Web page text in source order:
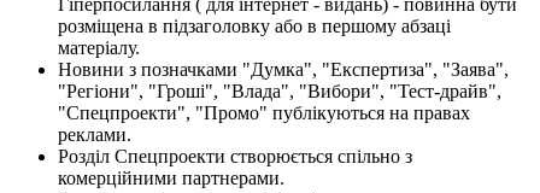
розміщена в підзаголовку або в першому абзаці
матеріалу.
Новини з позначками "Думка", "Експертиза", "Заява",
"Регіони", "Гроші", "Влада", "Вибори", "Тест-драйв",
"Спецпроекти", "Промо" публікуються на правах
реклами.
Розділ Спецпроекти створюється спільно з
комерційними партнерами.